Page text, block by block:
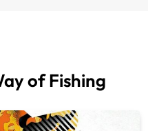
of Fishing